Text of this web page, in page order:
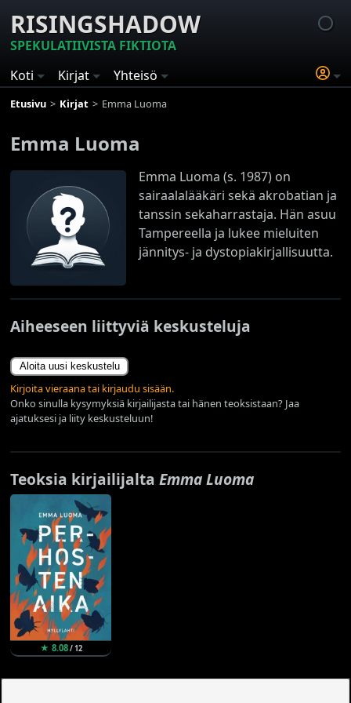
RISINGSHADOW
SPEKULATIIVISTA FIKTIOTA
Koti
Kirjat Yhteisö
Etusivu Kirjat Emma Luoma
Emma Luoma
Emma Luoma (s. 1987) on
sairaalalääkäri sekä akrobatian ja
tanssin sekaharrastaja. Hän asuu
Tampereella ja lukee mieluiten
jännitys- ja dystopiakirjallisuutta.
Aiheeseen liittyviä keskusteluja
Aloita uusi keskustelu
Kirjoita vieraana tai kirjaudu sisään.
Onko sinulla kysymyksiä kirjailijasta tai hänen teoksistaan? Jaa
ajatuksesi ja liity keskusteluun!
Teoksia kirjailijaltaEmma Luoma
★ 8.08/ 12